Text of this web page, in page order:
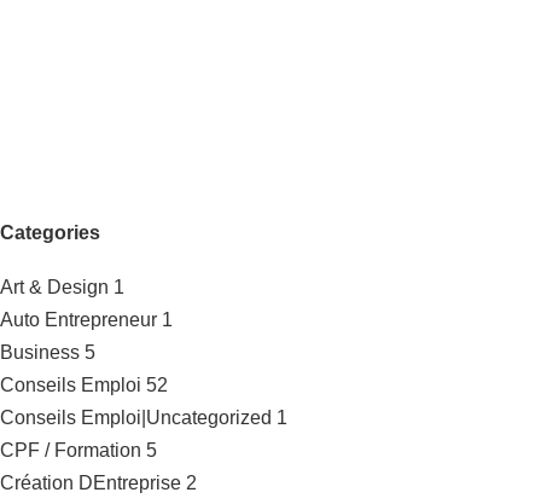
Categories
Art & Design 1
Auto Entrepreneur 1
Business 5
Conseils Emploi 52
Conseils Emploi|Uncategorized 1
CPF / Formation 5
Création DEntreprise 2